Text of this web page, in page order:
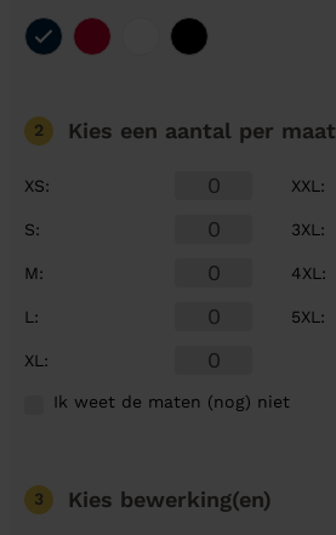
2 Kies een aantal per maat
XS:
S:
M:
L :
XL :
XXL :
3XL :
4XL :
5XL :
Ik weet de maten (nog) niet
3 Kies bewerking(en)